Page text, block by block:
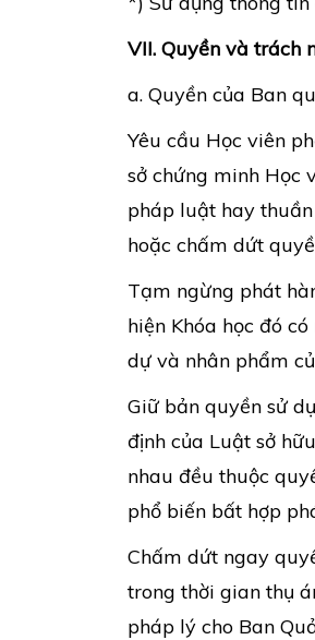
VII. Quyền và trách
a. Quyền của Ban
Yêu cầu Học viên
sở chứng minh Học
pháp luật hay
hoặc chấm dứt
Tạm ngừng phát
hiện Khóa học đó
dự và nhân phẩm
Giữ bản quyền sử
định của Luật sở
nhau đều thuộc
phổ biến bất hợp
Chấm dứt ngay
trong thời gian thụ
pháp lý cho Ban